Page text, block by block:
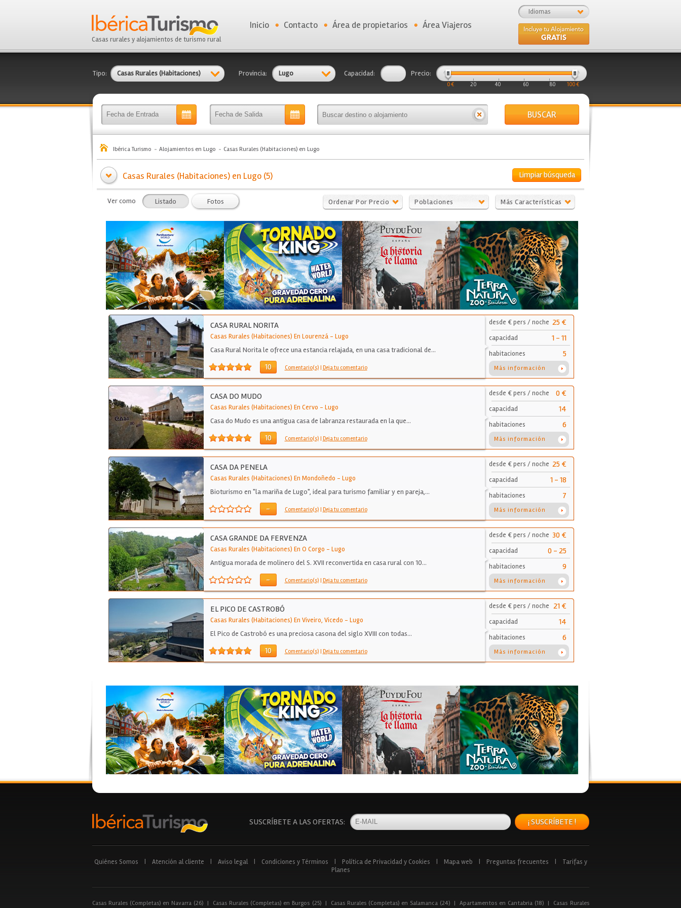
Casas rurales y alojamientos de turismo rural
Idiomas
Inicio Contacto Área de propietarios Área Viajeros
Tipo: Casas Rurales (Habitaciones) Provincia: Lugo Capacidad: Precio:
0 € 20 40 60 80 100 €
BUSCAR
Ibérica Turismo Alojamientos en Lugo Casas Rurales (Habitaciones) en Lugo
Limpiar búsqueda
Casas Rurales (Habitaciones) en Lugo (5)
Ver como Listado Fotos Ordenar Por Precio Poblaciones Más Características
CASA RURAL NORITA
Casas Rurales (Habitaciones) En Lourenzá- Lugo
Casa Rural Norita le ofrece una estancia relajada, en una casa tradicional de…
10 Comentario(s) | Deja tu comentario
desde € pers / noche 25 €
capacidad 1 - 11
habitaciones 5
Más información
CASA DO MUDO
Casas Rurales (Habitaciones) En Cervo - Lugo
Casa do Mudo es una antigua casa de labranza restaurada en la que…
10 Comentario(s) | Deja tu comentario
desde € pers / noche 0 €
capacidad 14
habitaciones 6
Más información
CASA DA PENELA
Casas Rurales (Habitaciones) En Mondoñedo - Lugo
Bioturismo en "la mariña de Lugo", ideal para turismo familiar y en pareja,…
- Comentario(s) | Deja tu comentario
desde € pers / noche 25 €
capacidad 1 - 18
habitaciones 7
Más información
CASA GRANDE DA FERVENZA
Casas Rurales (Habitaciones) En O Corgo - Lugo
Antigua morada de molinero del S. XVII reconvertida en casa rural con 10…
- Comentario(s) | Deja tu comentario
desde € pers / noche 30 €
capacidad 0 - 25
habitaciones 9
Más información
EL PICO DE CASTROBÓ
Casas Rurales (Habitaciones) En Viveiro, Vicedo - Lugo
El Pico de Castrobó es una preciosa casona del siglo XVIII con todas…
10 Comentario(s) | Deja tu comentario
desde € pers / noche 21 €
capacidad 14
habitaciones 6
Más información
SUSCRÍBETE A LAS OFERTAS: ¡ SUSCRÍBETE !
Quiénes Somos Atención al cliente Aviso legal Condiciones y Términos Política de Privacidad y Cookies Mapa web Preguntas frecuentes
Tarifas y
Planes
Casas Rurales (Completas) en Navarra (26) | Casas Rurales (Completas) en Burgos (25) | Casas Rurales (Completas) en Salamanca (24) | Apartamentos en Cantabria (18) |
Casas Rurales